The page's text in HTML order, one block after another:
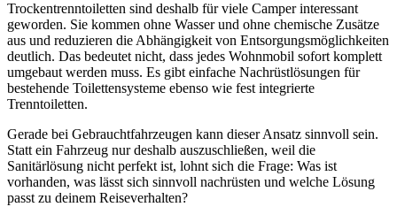
Trockentrenntoiletten sind deshalb für viele Camper interessant
geworden. Sie kommen ohne Wasser und ohne chemische Zusätze
aus und reduzieren die Abhängigkeit von Entsorgungsmöglichkeiten
deutlich. Das bedeutet nicht, dass jedes Wohnmobil sofort komplett
umgebaut werden muss. Es gibt einfache Nachrüstlösungen für
bestehende Toilettensysteme ebenso wie fest integrierte
Trenntoiletten.
Gerade bei Gebrauchtfahrzeugen kann dieser Ansatz sinnvoll sein.
Statt ein Fahrzeug nur deshalb auszuschließen, weil die
Sanitärlösung nicht perfekt ist, lohnt sich die Frage: Was ist
vorhanden, was lässt sich sinnvoll nachrüsten und welche Lösung
passt zu deinem Reiseverhalten?